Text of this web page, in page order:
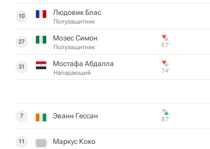
10 Людовик Блас
Полузащитник
27 Мозес Симон
Полузащитник 87‎’‎
31 Мостафа Абдалла
Нападающий 74‎’‎
7 Эванн Гессан 87‎’‎
11 Маркус Коко